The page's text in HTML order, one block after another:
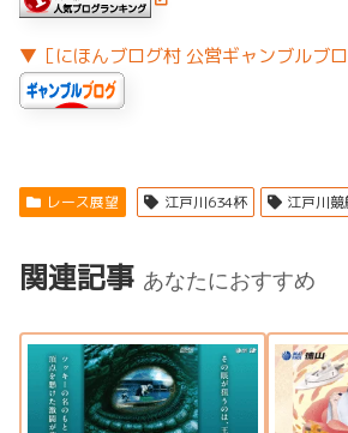
▼［にほんブログ村 公営ギャンブルブロ
レース展望 江戸川634杯 江戸川競
関連記事 あなたにおすすめ